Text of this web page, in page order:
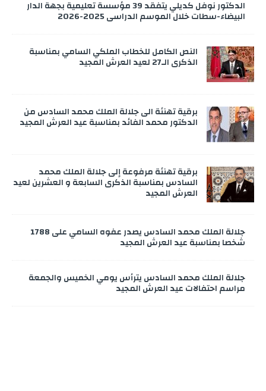
الدكتور نوفل كديلي يتفقد 39 مؤسسة تعليمية بجهة الدار
البيضاء-سطات خلال الموسم الدراسي 2025-2026
النص الكامل للخطاب الملكي السامي بمناسبة
الذكرى الـ27 لعيد العرش المجيد
برقية تهنئة الى جلالة الملك محمد السادس من
الدكتور محمد الفائد بمناسبة عيد العرش المجيد
برقية تهنئة مرفوعة إلى جلالة الملك محمد
السادس بمناسبة الذكرى السابعة و العشرين لعيد
العرش المجيد
جلالة الملك محمد السادس يصدر عفوه السامي على 1788
شخصا بمناسبة عيد العرش المجيد
جلالة الملك محمد السادس يترأس يومي الخميس والجمعة
مراسم احتفالات عيد العرش المجيد